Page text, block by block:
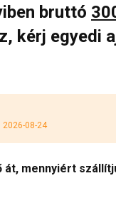
bruttó
kérj egyedi
2026-08-24
át, mennyiért